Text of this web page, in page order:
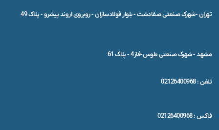
تهران -شهرک صنعتی صفادشت - بلوار فولادسازان - روبروی اروند پیشرو - پلاک 49
مشهد - شهرک صنعتی طوس-فاز4 - پلاک 61
تلفن : 02126400968
فاکس : 02126400968